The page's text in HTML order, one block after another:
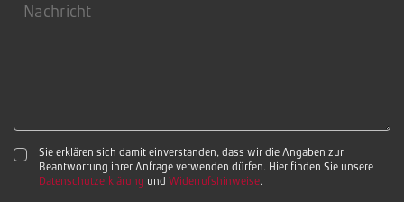
Sie erklären sich damit einverstanden, dass wir die Angaben zur
Beantwortung ihrer Anfrage verwenden dürfen. Hier finden Sie unsere
Datenschutzerklärung und Widerrufshinweise.